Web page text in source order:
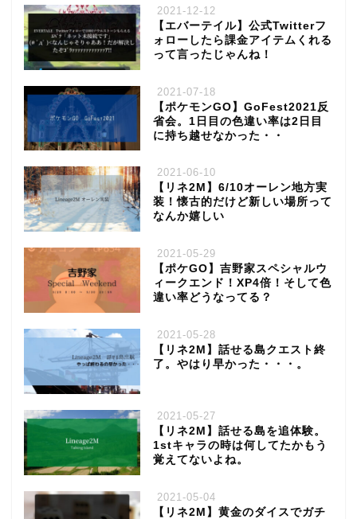
2021-12-12
【エバーテイル】公式Twitterフ
ォローしたら課金アイテムくれる
って言ったじゃんね！
2021-07-18
【ポケモンGO】GoFest2021反
省会。1日目の色違い率は2日目
に持ち越せなかった・・
2021-06-10
【リネ2M】6/10オーレン地方実
装！懐古的だけど新しい場所って
なんか嬉しい
2021-05-29
【ポケGO】吉野家スペシャルウ
ィークエンド！XP4倍！そして色
違い率どうなってる？
2021-05-28
【リネ2M】話せる島クエスト終
了。やはり早かった・・・。
2021-05-27
【リネ2M】話せる島を追体験。
1stキャラの時は何してたかもう
覚えてないよね。
2021-05-04
【リネ2M】黄金のダイスでガチ